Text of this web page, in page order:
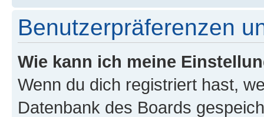
Benutzerpräferenzen
Wie kann ich meine
Wenn du dich registriert hast,
Datenbank des Boards